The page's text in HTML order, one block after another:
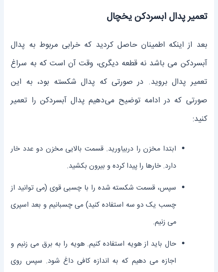
تعمیر پدال ابسردکن یخچال
بعد از اینکه اطمینان حاصل کردید که خرابی مربوط به پدال
آبسرد‌کن می ‌باشد نه قطعه دیگری، وقت آن است که به سراغ
تعمیر پدال بروید. در صورتی که پدال شکسته بود، به این
صورتی که در ادامه توضیح می‌دهیم پدال آبسرد‌کن را تعمیر
کنید:
ابتدا مخزن را در‌بیاورید. قسمت بالایی مخزن دو عدد خار
دارد. خارها را پیدا کرده و بیرون بکشید.
سپس، قسمت شکسته شده را با چسبی قوی (می ‌توانید از
چسب یک دو سه استفاده کنید) می‌ چسبانیم و بعد اسپری
می ‌زنیم.
حال باید از هویه استفاده کنیم. هویه را به برق می‌ زنیم و
اجازه می ‌دهیم که به اندازه‌ کافی داغ شود. سپس روی